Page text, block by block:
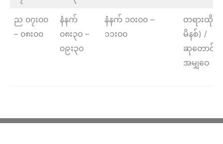
ည ၀၇း၀၀
– ၀၈း၀၀
နံနက်
၀၈း၃၀ –
၀၉း၃၀
နံနက် ၁၀း၀၀ –
၁၁း၀၀
တရားထိုင်
မိနစ်) /
ဆုတောင်း /
အမျှဝေ